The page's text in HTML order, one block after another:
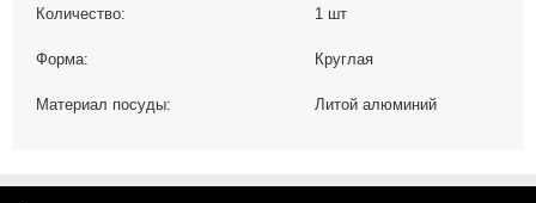
Количество: 1 шт
Форма: Круглая
Материал посуды: Литой алюминий